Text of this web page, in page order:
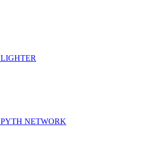
LIGHTER
PYTH NETWORK